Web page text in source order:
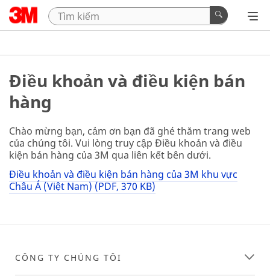
Điều khoản và điều kiện bán
hàng
Chào mừng bạn, cảm ơn bạn đã ghé thăm trang web
của chúng tôi. Vui lòng truy cập Điều khoản và điều
kiện bán hàng của 3M qua liên kết bên dưới.
Điều khoản và điều kiện bán hàng của 3M khu vực
Châu Á (Việt Nam) (PDF, 370 KB)
CÔNG TY CHÚNG TÔI